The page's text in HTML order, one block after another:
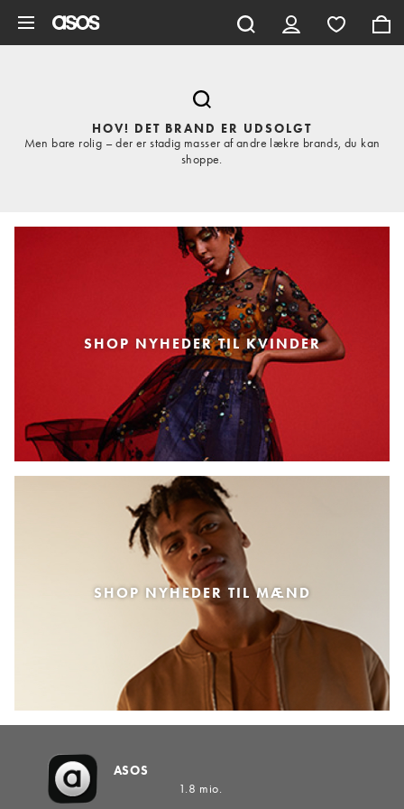
HOV! DET BRAND ER UDSOLGT
Men bare rolig – der er stadig masser af andre lækre brands, du kan
shoppe.
SHOP NYHEDER TIL KVINDER
SHOP NYHEDER TIL MÆND
ASOS
1.8 mio.